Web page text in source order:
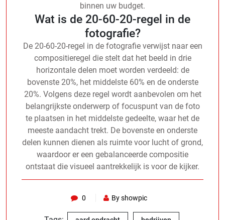
binnen uw budget.
Wat is de 20-60-20-regel in de
fotografie?
De 20-60-20-regel in de fotografie verwijst naar een
compositieregel die stelt dat het beeld in drie
horizontale delen moet worden verdeeld: de
bovenste 20%, het middelste 60% en de onderste
20%. Volgens deze regel wordt aanbevolen om het
belangrijkste onderwerp of focuspunt van de foto
te plaatsen in het middelste gedeelte, waar het de
meeste aandacht trekt. De bovenste en onderste
delen kunnen dienen als ruimte voor lucht of grond,
waardoor er een gebalanceerde compositie
ontstaat die visueel aantrekkelijk is voor de kijker.
0 By showpic